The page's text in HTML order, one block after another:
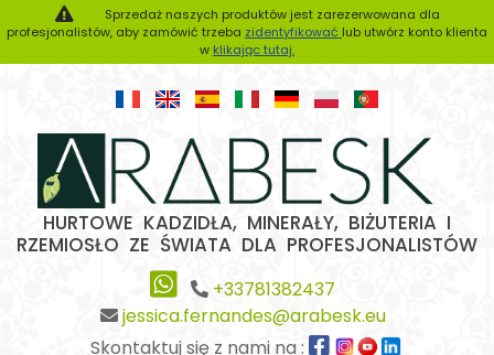
Sprzedaż naszych produktów jest zarezerwowana dla
profesjonalistów, aby zamówić trzeba zidentyfikować lub utwórz konto klienta
w klikając tutaj.
HURTOWE KADZIDŁA, MINERAŁY, BIŻUTERIA I
RZEMIOSŁO ZE ŚWIATA DLA PROFESJONALISTÓW
+33781382437
jessica.fernandes@arabesk.eu
Skontaktuj się z nami na :